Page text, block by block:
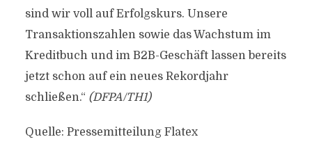
sind wir voll auf Erfolgskurs. Unsere
Transaktionszahlen sowie das Wachstum im
Kreditbuch und im B2B-Geschäft lassen bereits
jetzt schon auf ein neues Rekordjahr
schließen.“ (DFPA/TH1)
Quelle: Pressemitteilung Flatex